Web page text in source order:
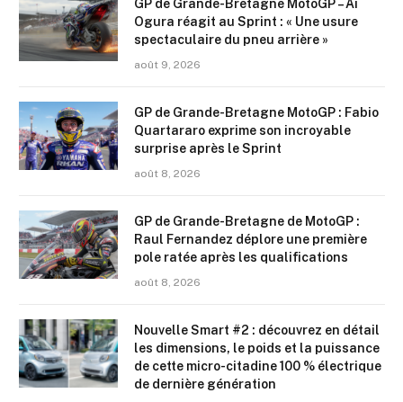
GP de Grande-Bretagne MotoGP – Ai
Ogura réagit au Sprint : « Une usure
spectaculaire du pneu arrière »
août 9, 2026
GP de Grande-Bretagne MotoGP : Fabio
Quartararo exprime son incroyable
surprise après le Sprint
août 8, 2026
GP de Grande-Bretagne de MotoGP :
Raul Fernandez déplore une première
pole ratée après les qualifications
août 8, 2026
Nouvelle Smart #2 : découvrez en détail
les dimensions, le poids et la puissance
de cette micro-citadine 100 % électrique
de dernière génération